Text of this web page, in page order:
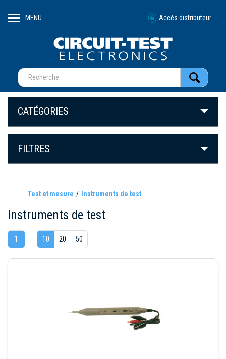
MENU Accès distributeur
CATÉGORIES
FILTRES
Test et mesure Instruments de test
Instruments de test
1 10 20 50